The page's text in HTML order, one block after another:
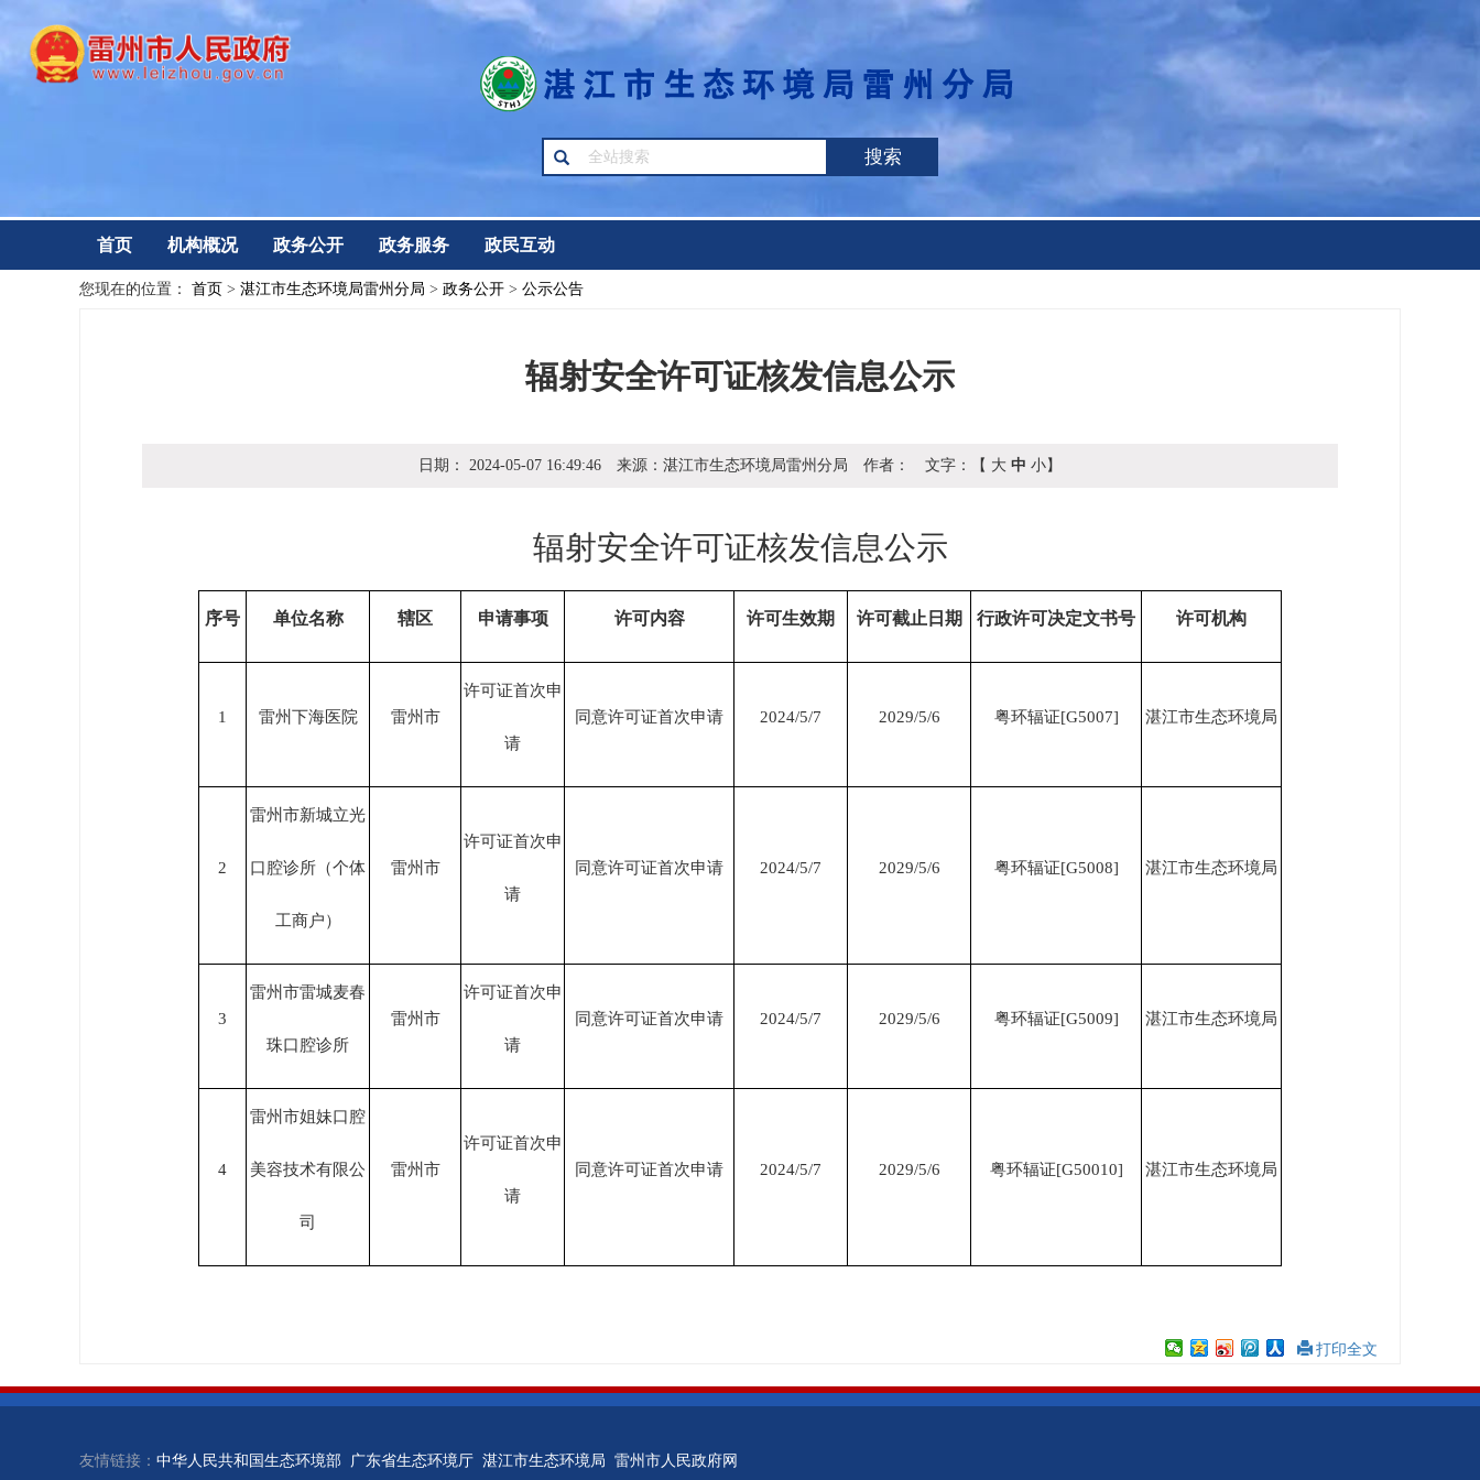
搜索
首页 机构概况 政务公开 政务服务 政民互动
您现在的位置： 首页 > 湛江市生态环境局雷州分局 > 政务公开 > 公示公告
辐射安全许可证核发信息公示
日期： 2024-05-07 16:49:46 来源： 湛江市生态环境局雷州分局 作者： 文字：【 大 中 小】
辐射安全许可证核发信息公示
序号 单位名称 辖区 申请事项 许可内容 许可生效期 许可截止日期 行政许可决定文书号 许可机构
1 雷州下海医院 雷州市
许可证首次申
请
同意许可证首次申请 2024/5/7 2029/5/6 粤环辐证[G5007] 湛江市生态环境局
2
雷州市新城立光
口腔诊所（个体
工商户）
雷州市
许可证首次申
请
同意许可证首次申请 2024/5/7 2029/5/6 粤环辐证[G5008] 湛江市生态环境局
3
雷州市雷城麦春
珠口腔诊所
雷州市
许可证首次申
请
同意许可证首次申请 2024/5/7 2029/5/6 粤环辐证[G5009] 湛江市生态环境局
4
雷州市姐妹口腔
美容技术有限公
司
雷州市
许可证首次申
请
同意许可证首次申请 2024/5/7 2029/5/6 粤环辐证[G50010] 湛江市生态环境局
打印全文
友情链接： 中华人民共和国生态环境部 广东省生态环境厅 湛江市生态环境局 雷州市人民政府网